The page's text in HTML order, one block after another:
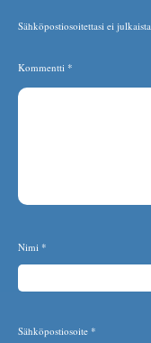
Sähköpostiosoitettasi ei julkaista.
Kommentti *
Nimi *
Sähköpostiosoite *